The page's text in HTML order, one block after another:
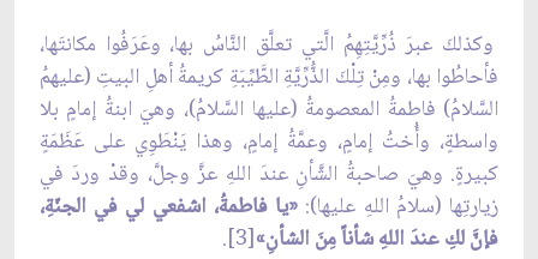
وكذلكَ عبرَ ذُرِّيَّتِهِمُ الَّتي تعلَّق النَّاسُ بها، وعَرَفُوا مكانتَها،
فأحاطُوا بها، ومِنْ تِلْكَ الذُّرِّيَّةِ الطَّيِّبَةِ كريمةُ أهلِ البيتِ (عليهمُ
السَّلامُ) فاطمةُ المعصومةُ (عليها السَّلامُ)، وهيَ ابنةُ إمامٍ بلا
واسطةٍ، وأُختُ إمامٍ، وعمَّةُ إمامٍ، وهذا يَنْطَوِي على عَظَمَةٍ
كبيرةٍ. وهيَ صاحبةُ الشَّأنِ عندَ اللهِ عزَّ وجلَّ، وقدْ وردَ في
زيارتِها (سلامُ اللهِ عليها): «يا فاطمةُ، اشفعي لي في الجنّةِ،
فإنَّ لكِ عندَ اللهِ شأناً مِنَ الشأنِ»[3].